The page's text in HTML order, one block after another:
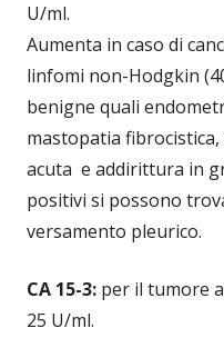
U/ml.
Aumenta in caso di
linfomi non-Hodgkin
benigne quali
mastopatia
acuta e addirittura in
positivi si possono
versamento pleurico.
CA 15-3: per il tumore
25 U/ml.